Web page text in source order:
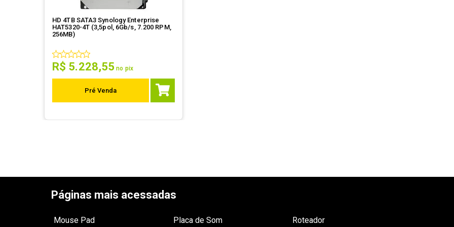
HD 4TB SATA3 Synology Enterprise
HAT5320-4T (3,5pol, 6Gb/s, 7.200 RPM,
256MB)
R$ 5.228,55 no pix
Pré Venda
Páginas mais acessadas
Mouse Pad Placa de Som Roteador